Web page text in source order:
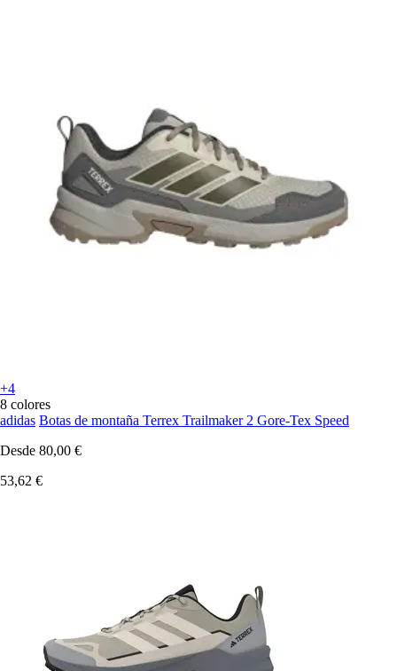
+4
8 colores
adidas Botas de montaña Terrex Trailmaker 2 Gore-Tex Speed
Desde 80,00 €
53,62 €